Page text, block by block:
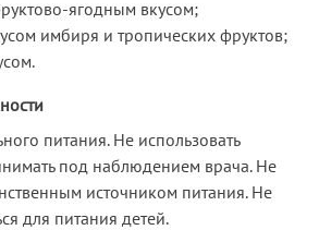
ягодным вкусом;
имбиря и тропических фруктов;
питания. Не использовать
под наблюдением врача. Не
источником питания. Не
для питания детей.